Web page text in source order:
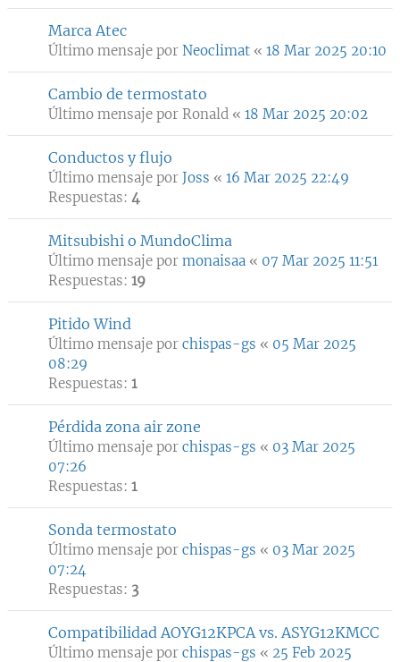
Marca Atec
Último mensaje por Neoclimat « 18 Mar 2025 20:10
Cambio de termostato
Último mensaje por Ronald « 18 Mar 2025 20:02
Conductos y flujo
Último mensaje por Joss « 16 Mar 2025 22:49
Respuestas: 4
Mitsubishi o MundoClima
Último mensaje por monaisaa « 07 Mar 2025 11:51
Respuestas: 19
Pitido Wind
Último mensaje por chispas-gs « 05 Mar 2025
08:29
Respuestas: 1
Pérdida zona air zone
Último mensaje por chispas-gs « 03 Mar 2025
07:26
Respuestas: 1
Sonda termostato
Último mensaje por chispas-gs « 03 Mar 2025
07:24
Respuestas: 3
Compatibilidad AOYG12KPCA vs. ASYG12KMCC
Último mensaje por chispas-gs « 25 Feb 2025